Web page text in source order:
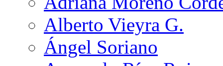
Alberto Vieyra G.
Ángel Soriano